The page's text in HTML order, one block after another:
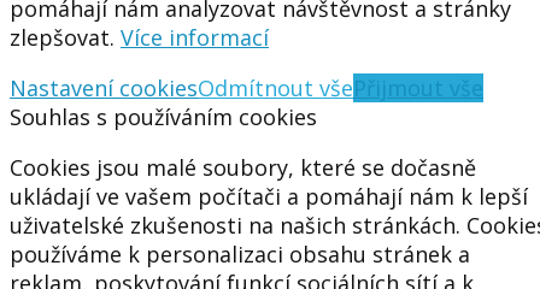
pomáhají nám analyzovat návštěvnost a stránky
zlepšovat. Více informací
Nastavení cookiesOdmítnout všePřijmout vše
Souhlas s používáním cookies
Cookies jsou malé soubory, které se dočasně
ukládají ve vašem počítači a pomáhají nám k lepší
uživatelské zkušenosti na našich stránkách.
používáme k personalizaci obsahu stránek a
reklam, poskytování funkcí sociálních sítí a k